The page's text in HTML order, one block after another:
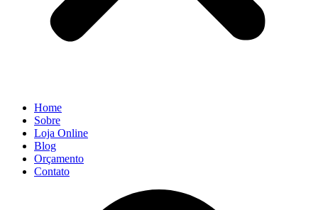
Home
Sobre
Loja Online
Blog
Orçamento
Contato